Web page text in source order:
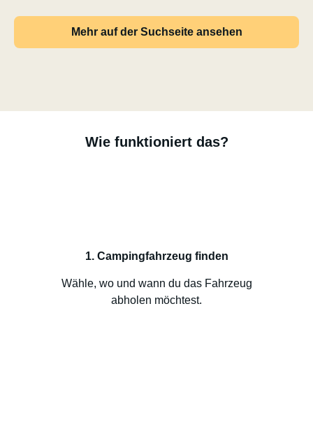
Mehr auf der Suchseite ansehen
Wie funktioniert das?
1. Campingfahrzeug finden
Wähle, wo und wann du das Fahrzeug
abholen möchtest.